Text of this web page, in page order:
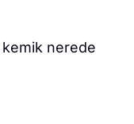
nerede